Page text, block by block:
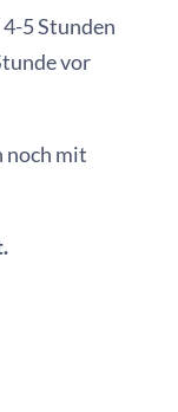
5 Stunden
vor
noch mit